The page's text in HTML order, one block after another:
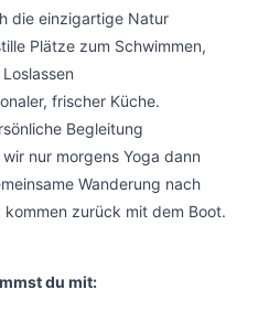
die einzigartige Natur
Plätze zum Schwimmen,
frischer Küche.
Begleitung
nur morgens Yoga dann
Wanderung nach
kommen zurück mit dem Boot.
du mit: